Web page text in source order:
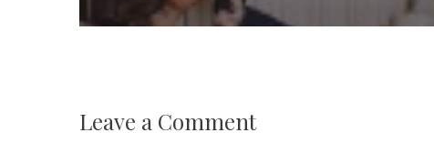
Leave a Comment